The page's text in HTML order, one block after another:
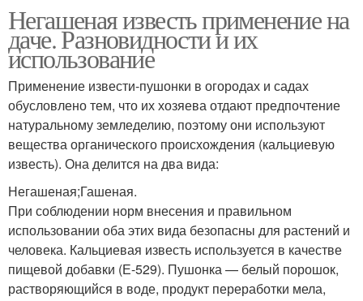
Негашеная известь применение на
даче. Разновидности и их
использование
Применение извести-пушонки в огородах и садах
обусловлено тем, что их хозяева отдают предпочтение
натуральному земледелию, поэтому они используют
вещества органического происхождения (кальциевую
известь). Она делится на два вида:
Негашеная;Гашеная.
При соблюдении норм внесения и правильном
использовании оба этих вида безопасны для растений и
человека. Кальциевая известь используется в качестве
пищевой добавки (Е-529). Пушонка — белый порошок,
растворяющийся в воде, продукт переработки мела,